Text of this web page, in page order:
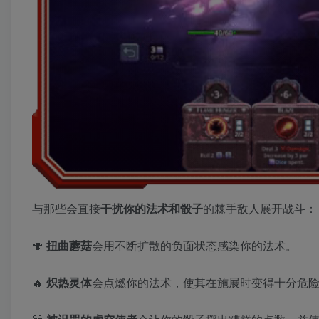
与那些会直接干扰你的法术和骰子的棘手敌人展开战斗：
🍄 扭曲蘑菇会用不断扩散的负面状态感染你的法术。
🔥 炽热灵体会点燃你的法术，使其在施展时变得十分危